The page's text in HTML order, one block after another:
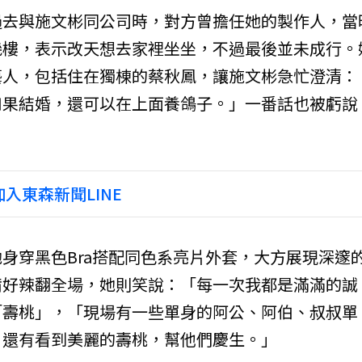
與施文彬同公司時，對方曾擔任她的製作人，當
，表示改天想去家裡坐坐，不過最後並未成行
，包括住在獨棟的蔡秋鳳，讓施文彬急忙澄清：
結婚，還可以在上面養鴿子。」一番話也被虧說
東森新聞LINE
穿黑色Bra搭配同色系亮片外套，大方展現深邃
辣翻全場，她則笑說：「每一次我都是滿滿的誠
桃」，「現場有一些單身的阿公、阿伯、叔叔單
有看到美麗的壽桃，幫他們慶生。」